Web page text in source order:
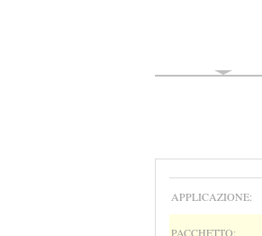
APPLICAZIONE:
PACCHETTO: